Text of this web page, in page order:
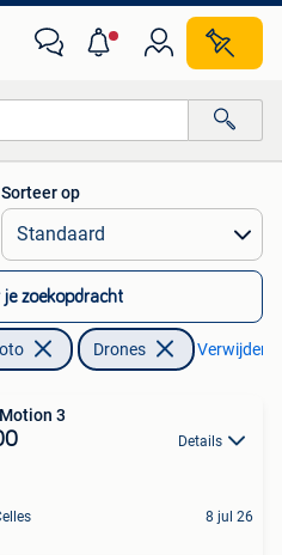
Sorteer op
je zoekopdracht
Drones Verwijder
3
Details
8 jul 26